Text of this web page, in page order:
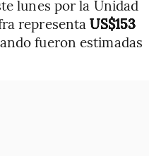
lunes por la Unidad
representa US$153
fueron estimadas